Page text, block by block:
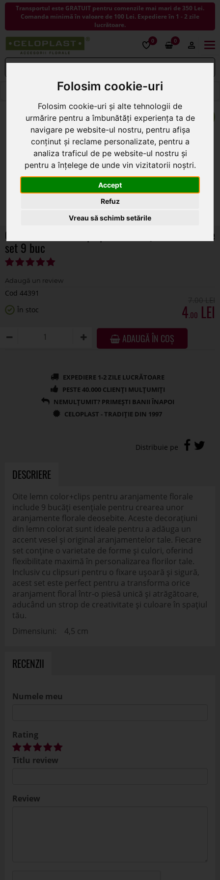
Folosim cookie-uri
Folosim cookie-uri și alte tehnologii de
urmărire pentru a îmbunătăți experiența ta de
navigare pe website-ul nostru, pentru afișa
conținut și reclame personalizate, pentru a
analiza traficul de pe website-ul nostru și
pentru a înțelege de unde vin vizitatorii noștri.
Accept
Refuz
Vreau să schimb setările
Transportul este GRATUIT pentru comenzile mai mari de 350 Lei.
Comanda minimă în valoare de 100 Lei. Expediere în 1 - 2 zile
lucrătoare.
0 0
< ÎNAPOI LA ARTICOLE DECORATIVE
Oite lemn color+clips pentru aranjamente florale
set 9 buc
Cod 44391
În stoc 4.00
ADAUGĂ ÎN COȘ
DESCRIERE
Oite lemn color+clips pentru aranjamente florale
include 9 bucăți esențiale pentru crearea unor
aranjamente florale deosebite. Aceste decorațiuni
din lemn colorat sunt ideale pentru a adăuga un
accent vesel și original aranjamentelor tale. Fiecare
set conține o varietate de forme și culori, oferind
flexibilitate maximă în personalizarea florilor tale.
Inclusiv cu clipsuri pentru o fixare ușoară și sigură,
acest set este perfect pentru a transforma orice
aranjament floral într-o piesă unică și atrăgătoare,
aducând un strop de creativitate și culoare în spațiul
tău.
Dimensiuni: 4,5 cm
RECENZII
Numele meu
Rating
Titlu review
Review